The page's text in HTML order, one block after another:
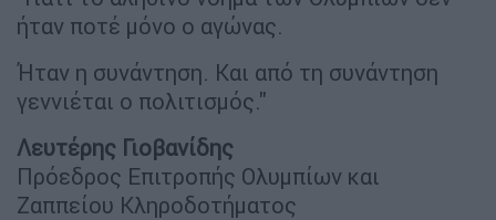
ήταν ποτέ μόνο ο αγώνας.
Ήταν η συνάντηση. Και από τη συνάντηση
γεννιέται ο πολιτισμός."
Λευτέρης Γιοβανίδης
Πρόεδρος Επιτροπής Ολυμπίων και
Ζαππείου Κληροδοτήματος